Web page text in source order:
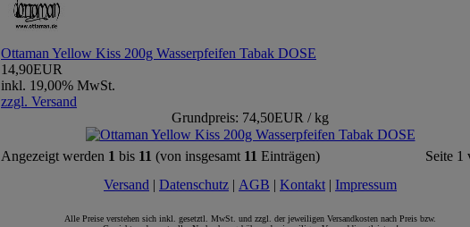
Ottaman Yellow Kiss 200g Wasserpfeifen Tabak DOSE
14,90EUR
inkl. 19,00% MwSt.
zzgl. Versand
Grundpreis: 74,50EUR / kg
Angezeigt werden 1 bis 11 (von insgesamt 11 Einträgen)
Seite 1
Versand | Datenschutz | AGB | Kontakt | Impressum
Alle Preise verstehen sich inkl. gesetztl. MwSt. und zzgl. der jeweiligen Versandkosten nach Preis bzw.